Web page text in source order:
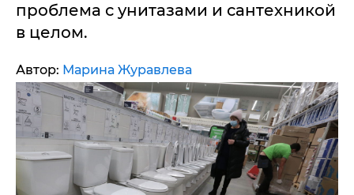
проблема с унитазами и сантехникой
в целом.
Автор: Марина Журавлева